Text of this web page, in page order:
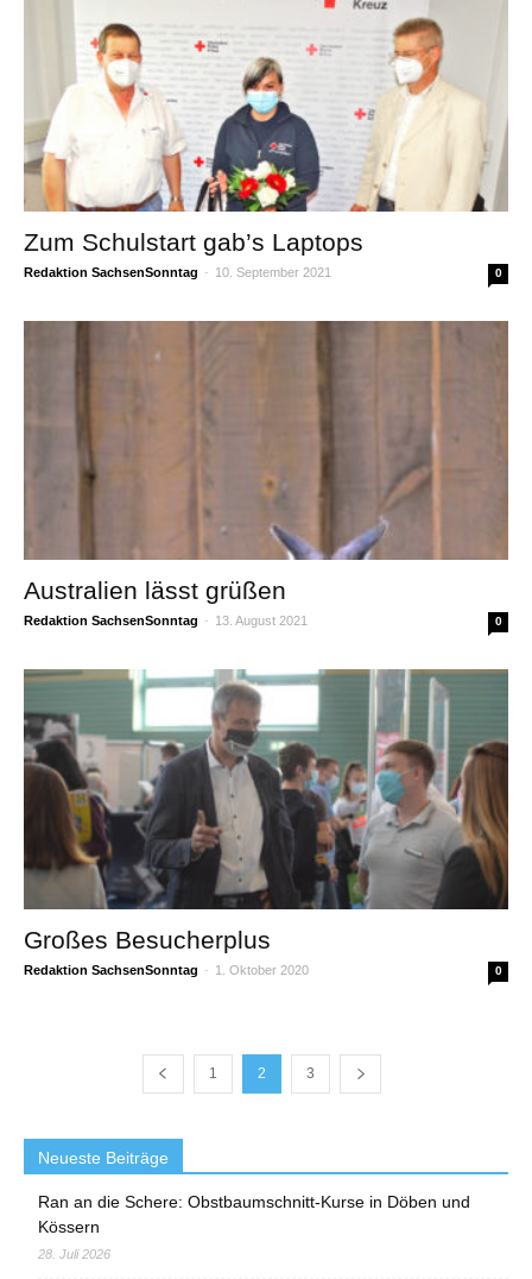
Zum Schulstart gab’s Laptops
Redaktion SachsenSonntag - 10. September 2021 0
Australien lässt grüßen
Redaktion SachsenSonntag - 13. August 2021 0
Großes Besucherplus
Redaktion SachsenSonntag - 1. Oktober 2020 0
1 2 3
Neueste Beiträge
Ran an die Schere: Obstbaumschnitt-Kurse in Döben und
Kössern
28. Juli 2026